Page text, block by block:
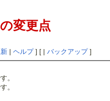
変更点
| ヘルプ] [ | バックアップ]
。
。